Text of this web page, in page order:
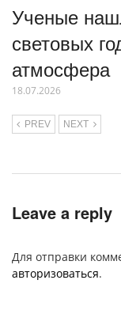
Ученые
световых
атмосфера
18.07.2026
PREV NEXT
Leave a reply
Для отправки
авторизоваться.